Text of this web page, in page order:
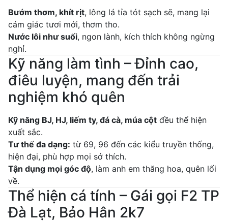
Bướm thơm, khít rịt, lông lá tỉa tót sạch sẽ, mang lại
cảm giác tươi mới, thơm tho.
Nước lôi như suối, ngon lành, kích thích không ngừng
nghỉ.
Kỹ năng làm tình – Đỉnh cao,
điêu luyện, mang đến trải
nghiệm khó quên
Kỹ năng BJ, HJ, liếm ty, đá cà, múa cột đều thể hiện
xuất sắc.
Tư thế đa dạng: từ 69, 96 đến các kiểu truyền thống,
hiện đại, phù hợp mọi sở thích.
Tận dụng mọi góc độ, làm anh em thăng hoa, quên lối
về.
Thể hiện cá tính – Gái gọi F2 TP
Đà Lạt, Bảo Hân 2k7